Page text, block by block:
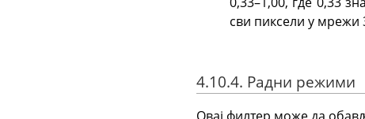
сви пиксели у мрежи
4.10.4. Радни режими